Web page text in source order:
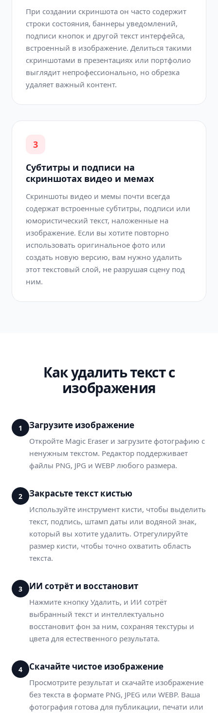
При создании скриншота он часто содержит
строки состояния, баннеры уведомлений,
подписи кнопок и другой текст интерфейса,
встроенный в изображение. Делиться такими
скриншотами в презентациях или портфолио
выглядит непрофессионально, но обрезка
удаляет важный контент.
3
Субтитры и подписи на
скриншотах видео и мемах
Скриншоты видео и мемы почти всегда
содержат встроенные субтитры, подписи или
юмористический текст, наложенные на
изображение. Если вы хотите повторно
использовать оригинальное фото или
создать новую версию, вам нужно удалить
этот текстовый слой, не разрушая сцену под
ним.
Как удалить текст с
изображения
1 Загрузите изображение
Откройте Magic Eraser и загрузите фотографию с
ненужным текстом. Редактор поддерживает
файлы PNG, JPG и WEBP любого размера.
2 Закрасьте текст кистью
Используйте инструмент кисти, чтобы выделить
текст, подпись, штамп даты или водяной знак,
который вы хотите удалить. Отрегулируйте
размер кисти, чтобы точно охватить область
текста.
3 ИИ сотрёт и восстановит
Нажмите кнопку Удалить, и ИИ сотрёт
выбранный текст и интеллектуально
восстановит фон за ним, сохраняя текстуры и
цвета для естественного результата.
4 Скачайте чистое изображение
Просмотрите результат и скачайте изображение
без текста в формате PNG, JPEG или WEBP. Ваша
фотография готова для публикации, печати или